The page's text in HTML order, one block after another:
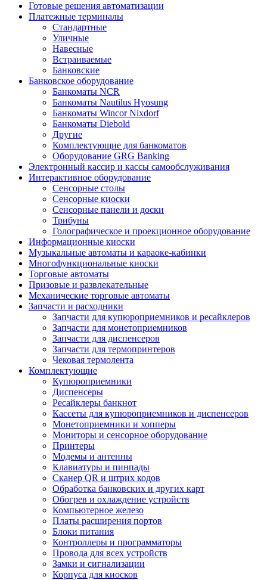
Готовые решения автоматизации
Платежные терминалы
Стандартные
Уличные
Навесные
Встраиваемые
Банковские
Банковское оборудование
Банкоматы NCR
Банкоматы Nautilus Hyosung
Банкоматы Wincor Nixdorf
Банкоматы Diebold
Другие
Комплектующие для банкоматов
Оборудование GRG Banking
Электронный кассир и кассы самообслуживания
Интерактивное оборудование
Сенсорные столы
Сенсорные киоски
Сенсорные панели и доски
Трибуны
Голографическое и проекционное оборудование
Информационные киоски
Музыкальные автоматы и караоке-кабинки
Многофункциональные киоски
Торговые автоматы
Призовые и развлекательные
Механические торговые автоматы
Запчасти и расходники
Запчасти для купюроприемников и ресайклеров
Запчасти для монетоприемников
Запчасти для диспенсеров
Запчасти для термопринтеров
Чековая термолента
Комплектующие
Купюроприемники
Диспенсеры
Ресайклеры банкнот
Кассеты для купюроприемников и диспенсеров
Монетоприемники и хопперы
Мониторы и сенсорное оборудование
Принтеры
Модемы и антенны
Клавиатуры и пинпады
Сканер QR и штрих кодов
Обработка банковских и других карт
Обогрев и охлаждение устройств
Компьютерное железо
Платы расширения портов
Блоки питания
Контроллеры и программаторы
Провода для всех устройств
Замки и сигнализации
Корпуса для киосков